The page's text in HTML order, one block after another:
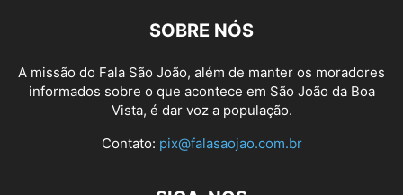
SOBRE NÓS
A missão do Fala São João, além de manter os moradores
informados sobre o que acontece em São João da Boa
Vista, é dar voz a população.
Contato: pix@falasaojao.com.br